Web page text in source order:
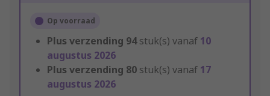
Op voorraad
Plus verzending 94stuk(s) vanaf 10
augustus 2026
Plus verzending 80 stuk(s) vanaf 17
augustus 2026